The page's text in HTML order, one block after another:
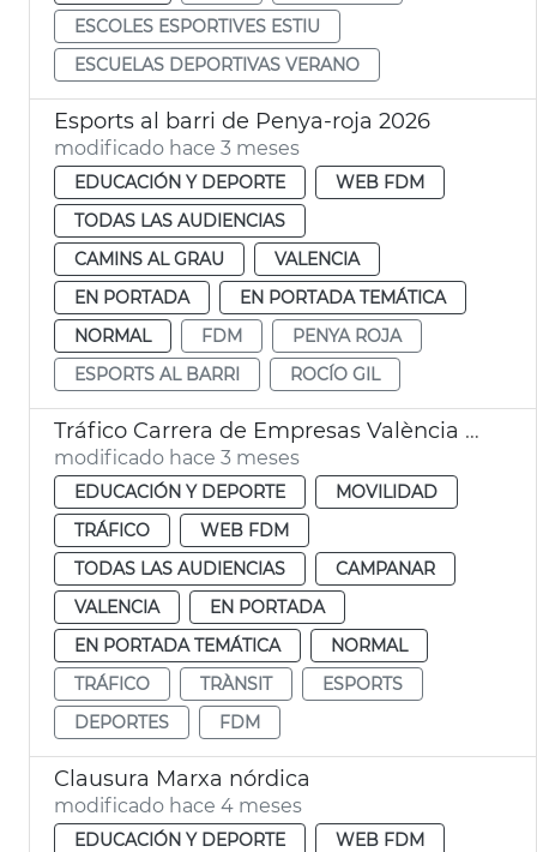
ESCOLES ESPORTIVES ESTIU
ESCUELAS DEPORTIVAS VERANO
Esports al barri de Penya-roja 2026
modificado hace 3 meses
EDUCACIÓN Y DEPORTE
WEB FDM
TODAS LAS AUDIENCIAS
CAMINS AL GRAU
VALENCIA
EN PORTADA
EN PORTADA TEMÁTICA
NORMAL
FDM
PENYA ROJA
ESPORTS AL BARRI
ROCÍO GIL
Tráfico Carrera de Empresas València 2026
modificado hace 3 meses
EDUCACIÓN Y DEPORTE
MOVILIDAD
TRÁFICO
WEB FDM
TODAS LAS AUDIENCIAS
CAMPANAR
VALENCIA
EN PORTADA
EN PORTADA TEMÁTICA
NORMAL
TRÁFICO
TRÀNSIT
ESPORTS
DEPORTES
FDM
Clausura Marxa nórdica
modificado hace 4 meses
EDUCACIÓN Y DEPORTE
WEB FDM